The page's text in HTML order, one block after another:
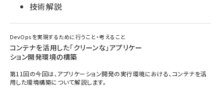
技術解説
DevOpsを実現するために行うこと・考えること
コンテナを活用した「クリーンな」アプリケー
ション開発環境の構築
第11回の今回は、アプリケーション開発の実行環境における、コンテナを活
用した環境構築について解説します。